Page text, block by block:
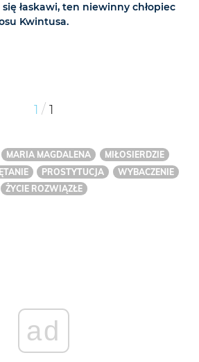
łaskawi, ten niewinny chłopiec
Kwintusa.
1 / 1
MARIA MAGDALENA
MIŁOSIERDZIE
PROSTYTUCJA
WYBACZENIE
ŻYCIE ROZWIĄZŁE
ad